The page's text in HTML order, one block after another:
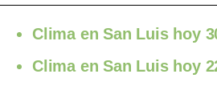
Clima en San Luis hoy
Clima en San Luis hoy